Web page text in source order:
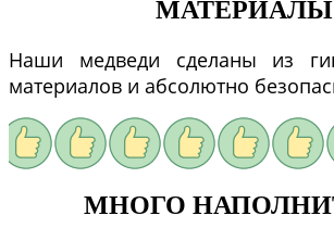
МАТЕРИАЛЫ
Наши медведи сделаны из
материалов и абсолютно
МНОГО